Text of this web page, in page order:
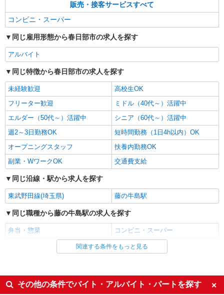
降：時給1230円〜 16時以降：時給1380円〜 ★土
曜＋100円 ★日・祝＋100円 ※アルバイトさんの
埼玉県春日部市南1-1-1
詳細を見る
パート
生活協同組合コープみらい コープかすかべ東店
水産品の加工・品出し等
時給1260円〜時給1410円※時間・曜日によ
る ※加給含む 時給1260円〜 ※9時迄 時給＋
100円 ※16時（17時）以降 時給＋150円 ※日・
祝日 時給＋150円
埼玉県春日部市粕壁東1-20-30
キープ 詳細を見る
アルバイト パート
セブンイレブン 庄和西金野井神明通り店（557100）
コンビニスタッフ
［1］時給1171円（高校生／時給1171円）
［2］〜［4］時給1141円（高校生／時給1141円）
［5］時給1426円
埼玉県春日部市西金野井559
詳細を見る
パート
食品スーパーでの惣菜スタッフ
［1］9-17時 時給1141円 ［2］17-22時 時給
販売・接客サービスすべて
コンビニ・スーパー
同じ雇用形態から春日部市の求人を探す
アルバイト
同じ特徴から春日部市の求人を探す
未経験歓迎
高校生OK
フリーター歓迎
ミドル（40代～）活躍中
エルダー（50代～）活躍中
シニア（60代～）活躍中
週2～3日勤務OK
短時間勤務（1日4h以内）OK
オープニングスタッフ
扶養内勤務OK
副業・WワークOK
交通費支給
同じ沿線・駅から求人を探す
東武野田線(埼玉県) 藤の牛島駅
同じ職種から藤の牛島駅の求人を探す
弁当・惣菜 コンビニ・スーパー
同じ雇用形態から藤の牛島駅の求人を探す
同じ特徴から藤の牛島駅の求人を探す
関連する条件をもっと見る
その他の条件でバイト・アルバイト・パートを探す